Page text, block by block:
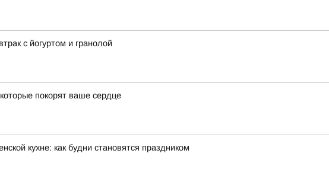
с йогуртом и гранолой
покорят ваше сердце
кухне: как будни становятся праздником